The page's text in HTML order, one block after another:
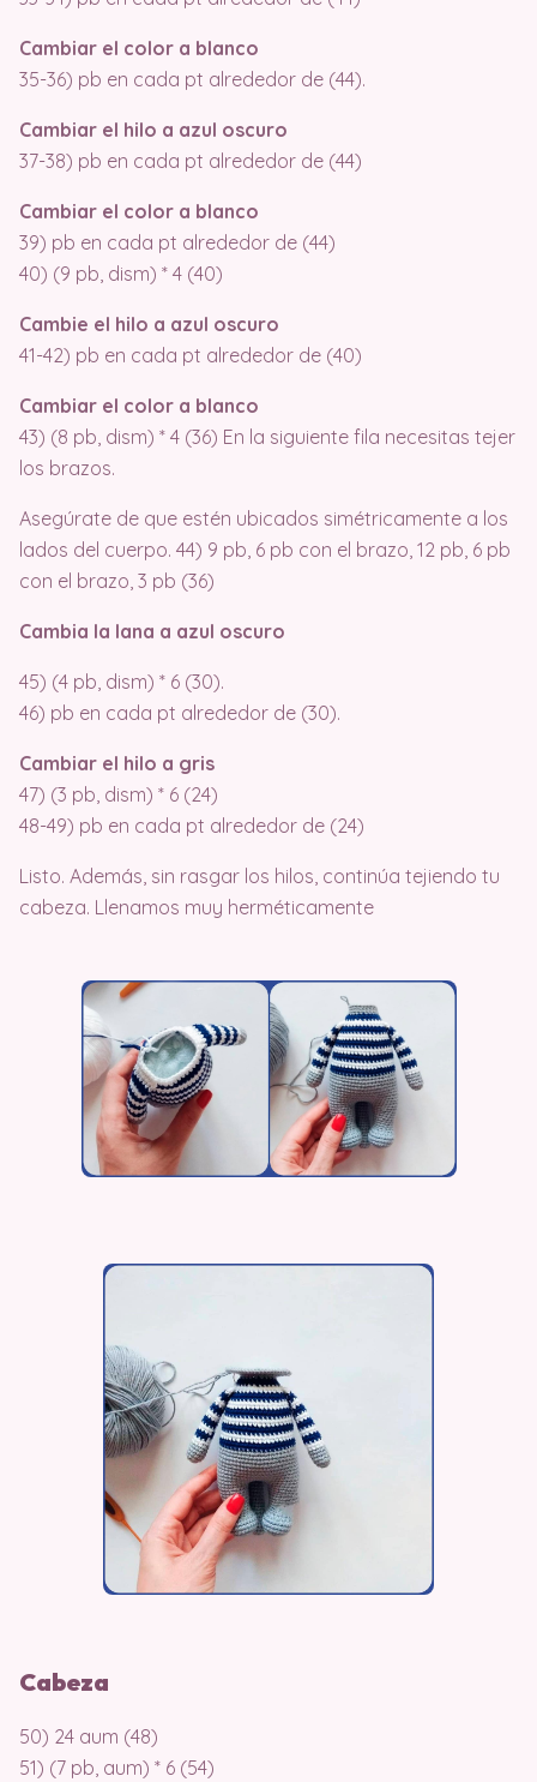
Cambiar el color a blanco
35-36) pb en cada pt alrededor de (44).
Cambiar el hilo a azul oscuro
37-38) pb en cada pt alrededor de (44)
Cambiar el color a blanco
39) pb en cada pt alrededor de (44)
40) (9 pb, dism) * 4 (40)
Cambie el hilo a azul oscuro
41-42) pb en cada pt alrededor de (40)
Cambiar el color a blanco
43) (8 pb, dism) * 4 (36) En la siguiente fila necesitas tejer
los brazos.
Asegúrate de que estén ubicados simétricamente a los
lados del cuerpo. 44) 9 pb, 6 pb con el brazo, 12 pb, 6 pb
con el brazo, 3 pb (36)
Cambia la lana a azul oscuro
45) (4 pb, dism) * 6 (30).
46) pb en cada pt alrededor de (30).
Cambiar el hilo a gris
47) (3 pb, dism) * 6 (24)
48-49) pb en cada pt alrededor de (24)
Listo. Además, sin rasgar los hilos, continúa tejiendo tu
cabeza. Llenamos muy herméticamente
Cabeza
50) 24 aum (48)
51) (7 pb, aum) * 6 (54)